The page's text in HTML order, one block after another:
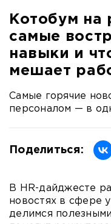
Котобум на
самые
навыки и
мешает
Самые горячие
персоналом — в
Поделиться:
В HR-дайджесте
новостях в сфере
делимся